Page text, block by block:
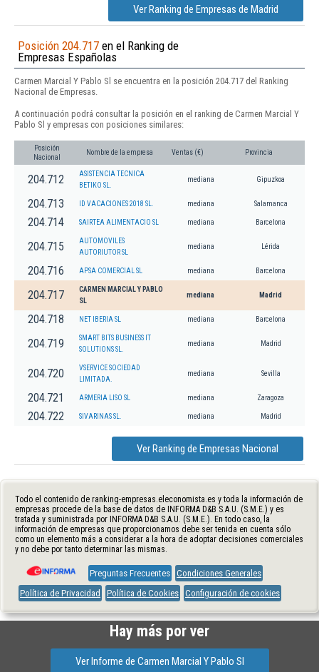
Ver Ranking de Empresas de Madrid
Posición 204.717 en el Ranking de
Empresas Españolas
Carmen Marcial Y Pablo Sl se encuentra en la posición 204.717 del Ranking
Nacional de Empresas.
A continuación podrá consultar la posición en el ranking de Carmen Marcial Y
Pablo Sl y empresas con posiciones similares:
Posición
Nacional
Nombre de la empresa Ventas (€) Provincia
204.712
ASISTENCIA TECNICA
BETIKO SL.
mediana Gipuzkoa
204.713 ID VACACIONES 2018 SL. mediana Salamanca
204.714 SAIRTEA ALIMENTACIO SL mediana Barcelona
204.715
AUTOMOVILES
AUTORIUTOR SL
mediana Lérida
204.716 APSA COMERCIAL SL mediana Barcelona
204.717
CARMEN MARCIAL Y PABLO
SL
mediana Madrid
204.718 NET IBERIA SL mediana Barcelona
204.719
SMART BITS BUSINESS IT
SOLUTIONS SL.
mediana Madrid
204.720
VSERVICE SOCIEDAD
LIMITADA.
mediana Sevilla
204.721 ARMERIA LISO SL mediana Zaragoza
204.722 SIVARINAS SL. mediana Madrid
Ver Ranking de Empresas Nacional
Todo el contenido de ranking-empresas.eleconomista.es y toda la información de
empresas procede de la base de datos de INFORMA D&B S.A.U. (S.M.E.) y es
tratada y suministrada por INFORMA D&B S.A.U. (S.M.E.). En todo caso, la
información de empresas que proporcionamos debe ser tenida en cuenta sólo
como un elemento más a considerar a la hora de adoptar decisiones comerciales
y no debe por tanto determinar las mismas.
Preguntas Frecuentes Condiciones Generales
Política de Privacidad
Política de Cookies Configuración de cookies
Hay más por ver
Ver Informe de Carmen Marcial Y Pablo Sl